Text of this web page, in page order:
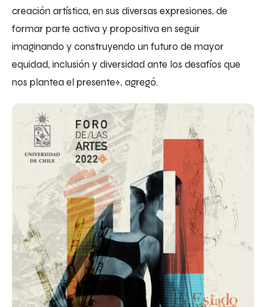
creación artística, en sus diversas expresiones, de
formar parte activa y propositiva en seguir
imaginando y construyendo un futuro de mayor
equidad, inclusión y diversidad ante los desafíos que
nos plantea el presente», agregó.